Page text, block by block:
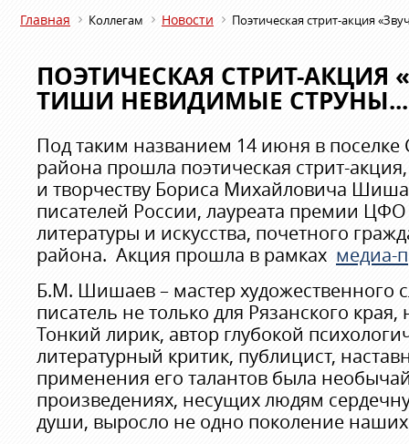
Главная Коллегам Новости Поэтическая стрит-акция
ПОЭТИЧЕСКАЯ СТРИТ-АКЦИЯ
ТИШИ НЕВИДИМЫЕ
Под таким названием 14 июня в поселке
района прошла поэтическая стрит-
и творчеству Бориса Михайловича
писателей России, лауреата премии ЦФО
литературы и искусства, почетного
района. Акция прошла в рамках медиа-
Б.М. Шишаев – мастер художественного
писатель не только для Рязанского
Тонкий лирик, автор глубокой
литературный критик, публицист,
применения его талантов была
произведениях, несущих людям
души, выросло не одно поколение